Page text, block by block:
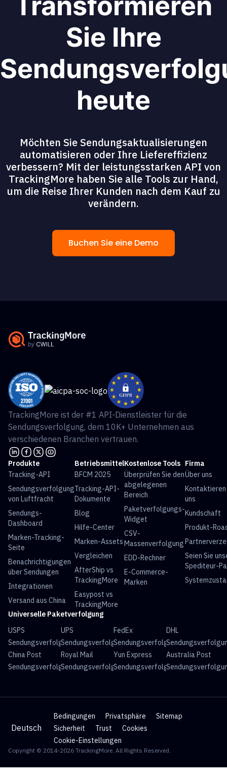
Sie Ihre
heute
Möchten Sie Sendungsaktualisierungen
automatisieren oder Ihre Liefereffizienz
verbessern? Mit der leistungsstarken API von
TrackingMore haben Sie alle Tools zur Hand,
um die Reise Ihrer Kunden nach dem Kauf zu
verändern.
Buchen Sie eine Demo
TrackingMore ist der #1 API-Dienstleister für die
Sendungsverfolgung, dem 10K+ Unternehmen aus
verschiedenen Branchen vertrauen.
Produkte
Tracking-API
Sendungsverfolgung
von Luftfracht
Sendungs-
Dashboard
Marken-Tracking-
Seite
Benachrichtigungen
über Sendungen
Integrationen
Versand aus China
Betriebsmittel
BFCM 2025
Tracking-API-
Dokumente
Blog
Hilfe-Center
Marken-Assets
Vergleichen
AfterShip vs
TrackingMore
Easypost vs
TrackingMore
Kostenlose Tools
Überprüfen Sie den
abgelegenen
Bereich
Paketverfolgungs-
Widget
CSV-
Massenverfolgung
EDD-Rechner
E-Commerce-
Marken
Firma
Über uns
Kontaktieren
uns
Kundschaft
Produkt-
Seien Sie
Spediteur-
Universelle Paketverfolgung
USPS
Sendungsverfolgung
UPS
Sendungsverfolgung
FedEx
Sendungsverfolgung
DHL
China Post
Sendungsverfolgung
Royal Mail
Sendungsverfolgung
Yun Express
Sendungsverfolgung
Australia Post
Deutsch
Bedingungen Privatsphäre
Sitemap
Sicherheit
Trust
Cookies
Cookie-Einstellungen
Copyright © 2014-2026 TrackingMore. All Rights Reserved.